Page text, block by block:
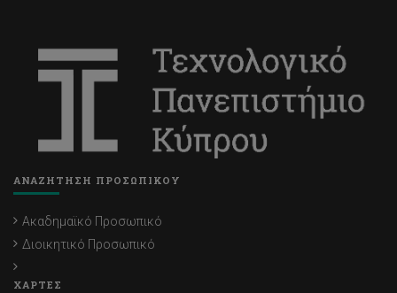
ΑΝΑΖΗΤΗΣΗ ΠΡΟΣΩΠΙΚΟΥ
Ακαδημαϊκό Προσωπικό
Διοικητικό Προσωπικό
ΧΑΡΤΕΣ